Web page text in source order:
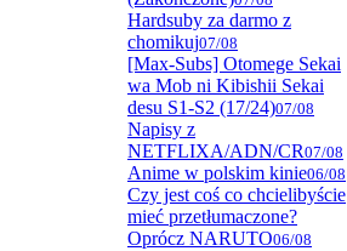
Hardsuby za darmo z
chomikuj07/08
[Max-Subs] Otomege Sekai
wa Mob ni Kibishii Sekai
desu S1-S2 (17/24)07/08
Napisy z
NETFLIXA/ADN/CR07/08
Anime w polskim kinie06/08
Czy jest coś co chcielibyście
mieć przetłumaczone?
Oprócz NARUTO06/08